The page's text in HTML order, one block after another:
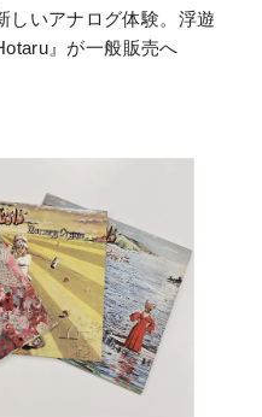
しいアナログ体験。浮遊
』が一般販売へ